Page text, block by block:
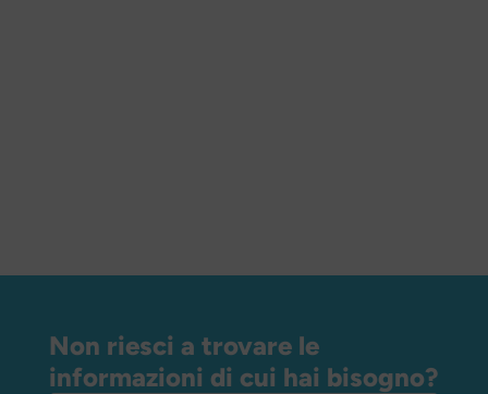
Non riesci a trovare le
informazioni di cui hai bisogno?